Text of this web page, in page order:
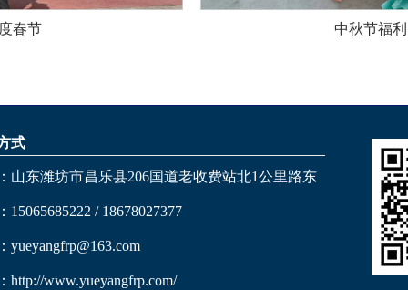
春节 中秋节福利
式
山东潍坊市昌乐县206国道老收费站北1公里路东
15065685222 / 18678027377
yueyangfrp@163.com
http://www.yueyangfrp.com/